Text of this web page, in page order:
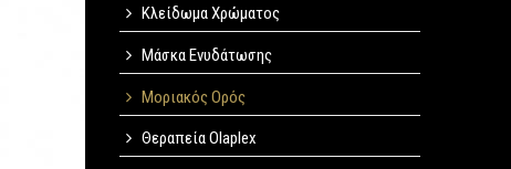
Κλείδωμα Χρώματος
Μάσκα Ενυδάτωσης
Μοριακός Ορός
Θεραπεία Olaplex